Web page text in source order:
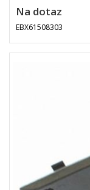
Na dotaz
EBX61508303